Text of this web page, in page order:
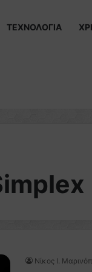
ΤΕΧΝΟΛΟΓΙΑ
Nίκος Ι.